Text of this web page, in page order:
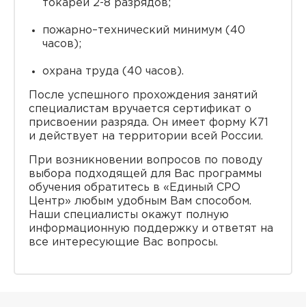
токарей 2-8 разрядов;
пожарно–технический минимум (40
часов);
охрана труда (40 часов).
После успешного прохождения занятий
специалистам вручается сертификат о
присвоении разряда. Он имеет форму K71
и действует на территории всей России.
При возникновении вопросов по поводу
выбора подходящей для Вас программы
обучения обратитесь в «Единый СРО
Центр» любым удобным Вам способом.
Наши специалисты окажут полную
информационную поддержку и ответят на
все интересующие Вас вопросы.